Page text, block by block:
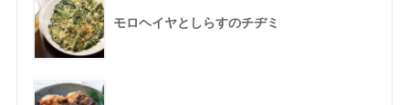
モロヘイヤとしらすのチヂミ